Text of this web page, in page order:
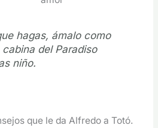
hagas, ámalo como
del Paradiso
niño.
que le da Alfredo a Totó.